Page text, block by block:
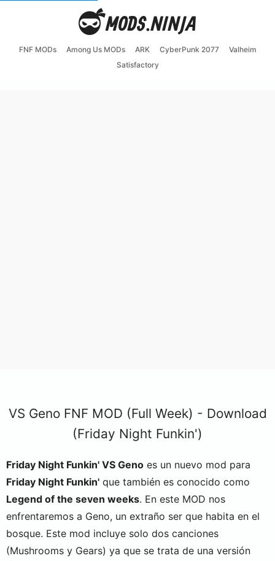
FNF MODs Among Us MODs ARK CyberPunk 2077
Valheim
Satisfactory
VS Geno FNF MOD (Full Week) - Download
(Friday Night Funkin')
Friday Night Funkin' VS Geno es un nuevo mod para
Friday Night Funkin' que también es conocido como
Legend of the seven weeks. En este MOD nos
enfrentaremos a Geno, un extraño ser que habita en el
bosque. Este mod incluye solo dos canciones
(Mushrooms y Gears) ya que se trata de una versión